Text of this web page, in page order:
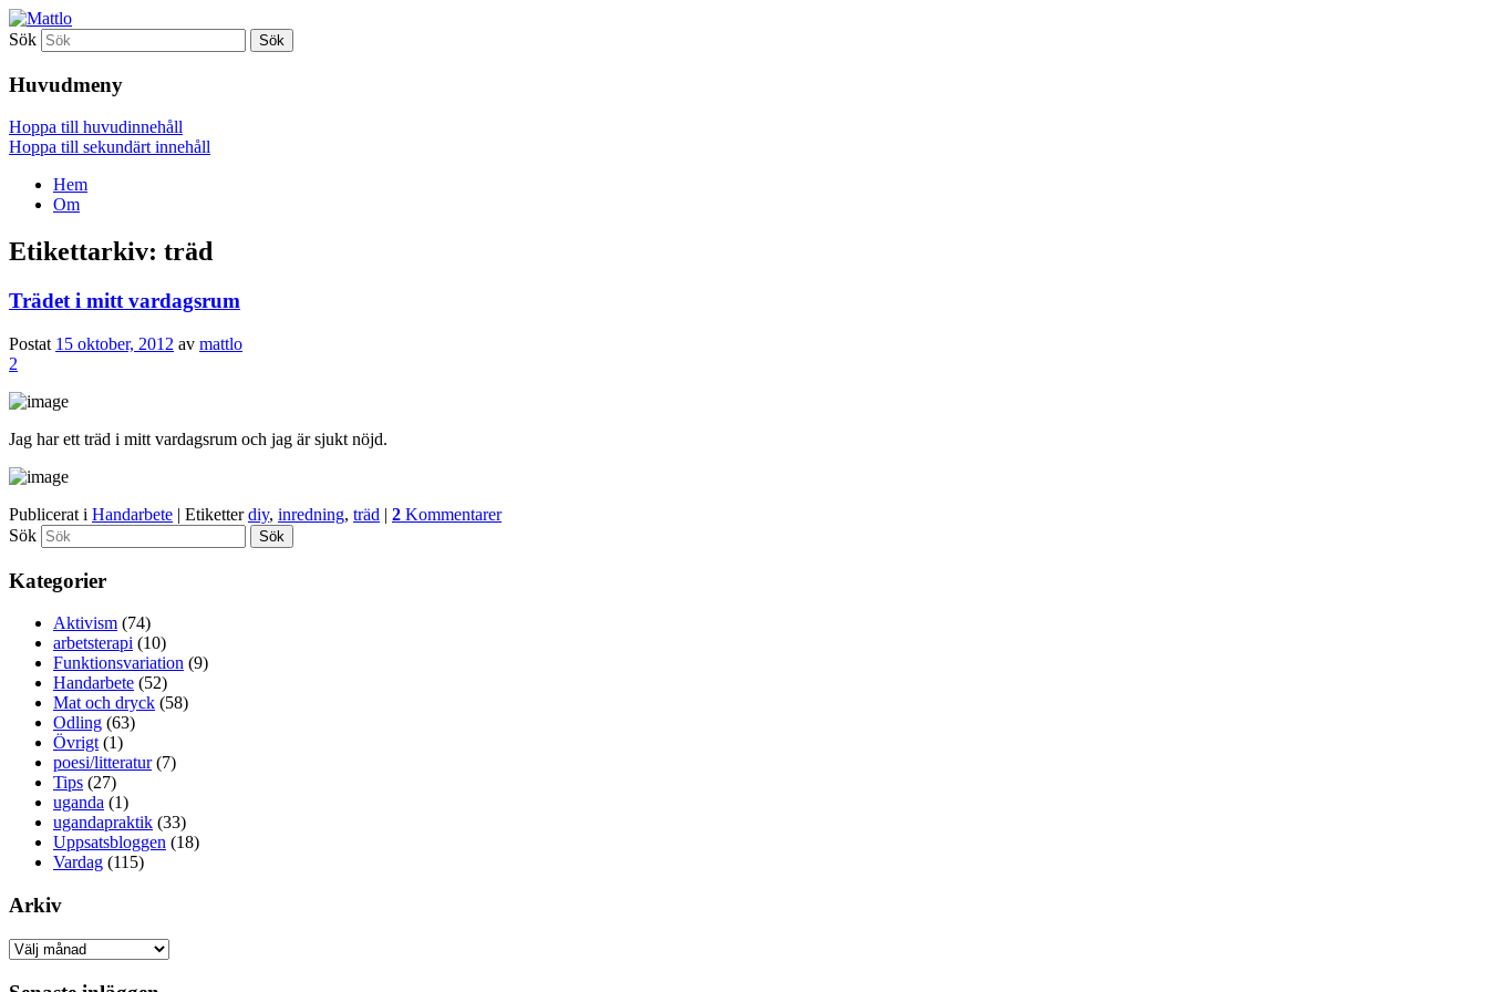
Mattlo
Sök
Huvudmeny
Hoppa till huvudinnehåll
Hoppa till sekundärt innehåll
Hem
Om
Etikettarkiv: träd
Trädet i mitt vardagsrum
Postat 15 oktober, 2012 av mattlo
2
Jag har ett träd i mitt vardagsrum och jag är sjukt nöjd.
Publicerat i Handarbete | Etiketter diy, inredning, träd | 2 Kommentarer
Sök
Kategorier
Aktivism (74)
arbetsterapi (10)
Funktionsvariation (9)
Handarbete (52)
Mat och dryck (58)
Odling (63)
Övrigt(1)
poesi/litteratur(7)
Tips (27)
uganda (1)
ugandapraktik (33)
Uppsatsbloggen (18)
Vardag (115)
Arkiv
Arkiv